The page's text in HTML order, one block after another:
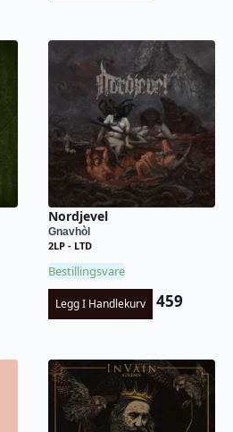
Nordjevel
Gnavhòl
2LP - LTD
Bestillingsvare
Legg I Handlekurv 459